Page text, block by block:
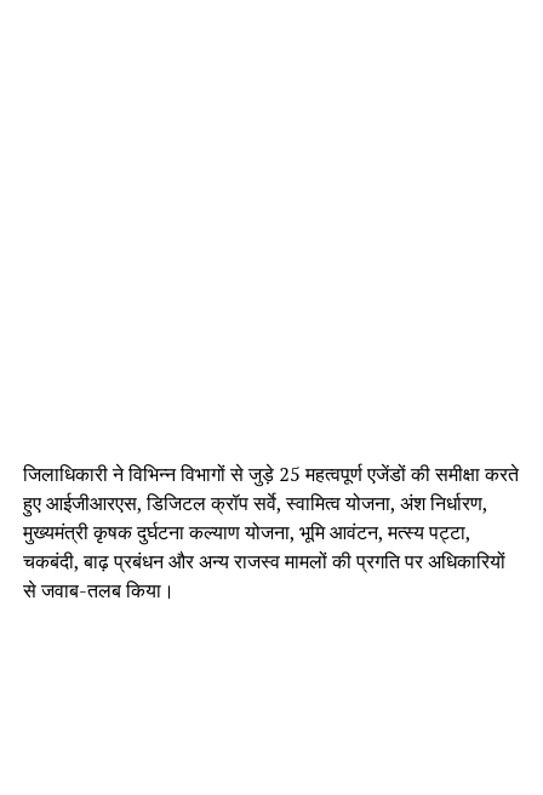
जिलाधिकारी ने विभिन्न विभागों से जुड़े 25 महत्वपूर्ण एजेंडों की समीक्षा करते
हुए आईजीआरएस, डिजिटल क्रॉप सर्वे, स्वामित्व योजना, अंश निर्धारण,
मुख्यमंत्री कृषक दुर्घटना कल्याण योजना, भूमि आवंटन, मत्स्य पट्टा,
चकबंदी, बाढ़ प्रबंधन और अन्य राजस्व मामलों की प्रगति पर अधिकारियों
से जवाब-तलब किया।